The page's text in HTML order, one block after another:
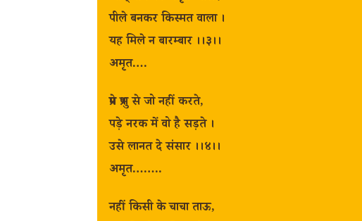
पीले बनकर किस्मत वाला ।
यह मिले न बारम्बार ।।३।।
अमृत….
प्रेम प्रभु से जो नहीं करते,
पड़े नरक में वो है सड़ते ।
उसे लानत दे संसार ।।४।।
अमृत……..
नहीं किसी के चाचा ताऊ,